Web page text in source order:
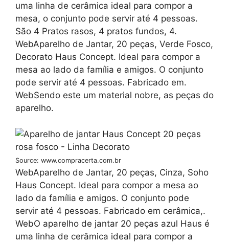
uma linha de cerâmica ideal para compor a
mesa, o conjunto pode servir até 4 pessoas.
São 4 Pratos rasos, 4 pratos fundos, 4.
WebAparelho de Jantar, 20 peças, Verde Fosco,
Decorato Haus Concept. Ideal para compor a
mesa ao lado da família e amigos. O conjunto
pode servir até 4 pessoas. Fabricado em.
WebSendo este um material nobre, as peças do
aparelho.
Source: www.compracerta.com.br
WebAparelho de Jantar, 20 peças, Cinza, Soho
Haus Concept. Ideal para compor a mesa ao
lado da família e amigos. O conjunto pode
servir até 4 pessoas. Fabricado em cerâmica,.
WebO aparelho de jantar 20 peças azul Haus é
uma linha de cerâmica ideal para compor a